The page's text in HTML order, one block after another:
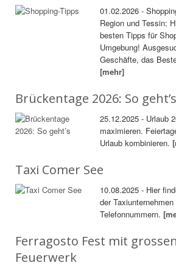
01.02.2026 -
Region und Tessin:
besten Tipps für
Umgebung!
Geschäfte, das
[mehr]
Brückentage 2026: So geht’s
25.12.2025 - Urlaub
maximieren.
Urlaub kombinieren.
Taxi Comer See
10.08.2025 - Hier
der
Telefonnummern.
Ferragosto Fest mit
Feuerwerk